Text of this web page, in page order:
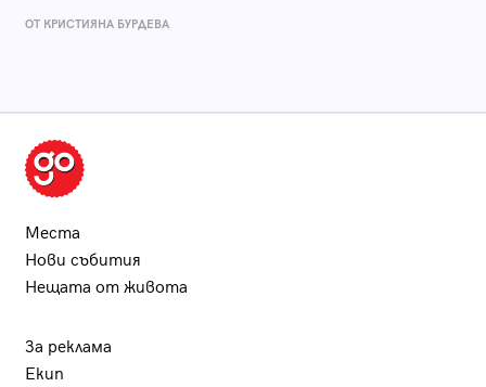
ОТ КРИСТИЯНА БУРДЕВА
Места
Нови събития
Нещата от живота
За реклама
Екип